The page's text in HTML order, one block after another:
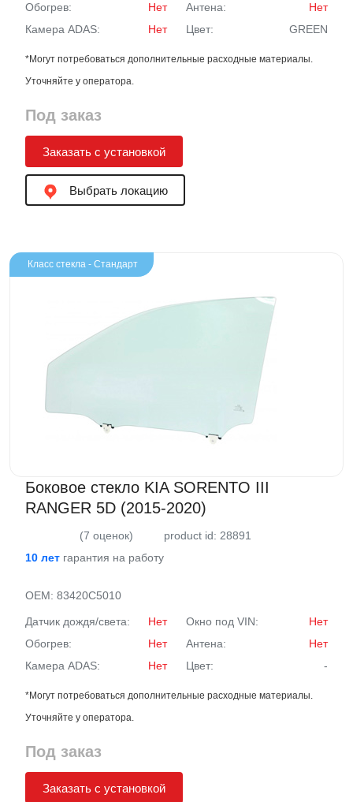
Обогрев:
Нет Антена:
Нет
Камера ADAS:
Нет Цвет: GREEN
*Могут потребоваться дополнительные расходные материалы.
Уточняйте у оператора.
Под заказ
Заказать с установкой
Выбрать локацию
Класс стекла - Стандарт
Боковое стекло KIA SORENTO III
RANGER 5D (2015-2020)
(7 оценок)
product id: 28891
10 лет гарантия на работу
OEM: 83420C5010
Датчик дождя/света: Нет Окно под VIN:
Нет
Обогрев:
Нет Антена:
Нет
Камера ADAS:
Нет Цвет: -
*Могут потребоваться дополнительные расходные материалы.
Уточняйте у оператора.
Под заказ
Заказать с установкой